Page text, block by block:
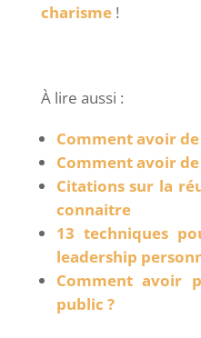
charisme!
À lire aussi :
Comment avoir
Comment avoir
Citations sur la
connaitre
13 techniques
leadership
Comment avoir
public ?